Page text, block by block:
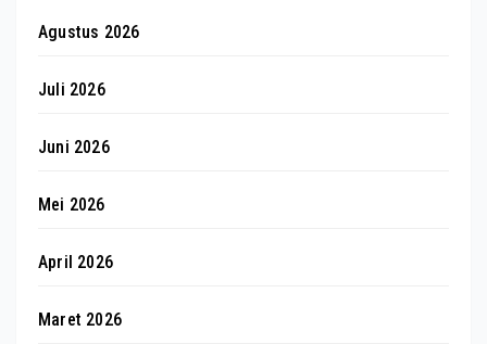
Agustus 2026
Juli 2026
Juni 2026
Mei 2026
April 2026
Maret 2026